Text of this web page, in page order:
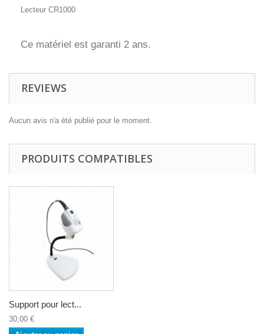
Lecteur CR1000
Ce matériel est garanti 2 ans.
REVIEWS
Aucun avis n'a été publié pour le moment.
PRODUITS COMPATIBLES
Support pour lect...
30,00 €